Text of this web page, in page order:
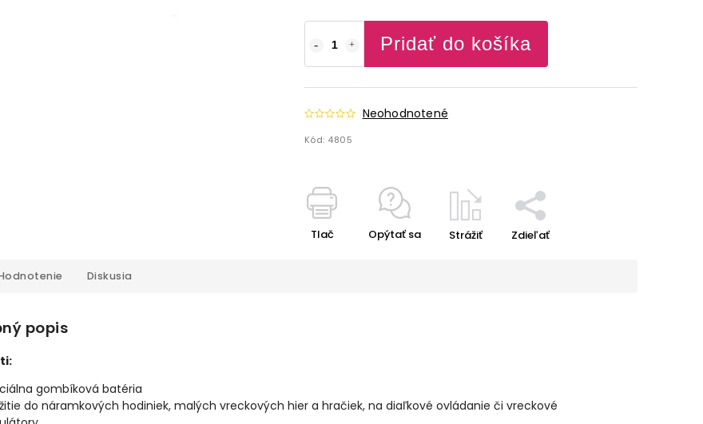
Pridať do košíka
Neohodnotené
Kód: 4805
Tlač Opýtať sa Strážiť Zdieľať
Diskusia
popis
gombíková batéria
do náramkových hodiniek, malých vreckových hier a hračiek, na diaľkové ovládanie či vreckové